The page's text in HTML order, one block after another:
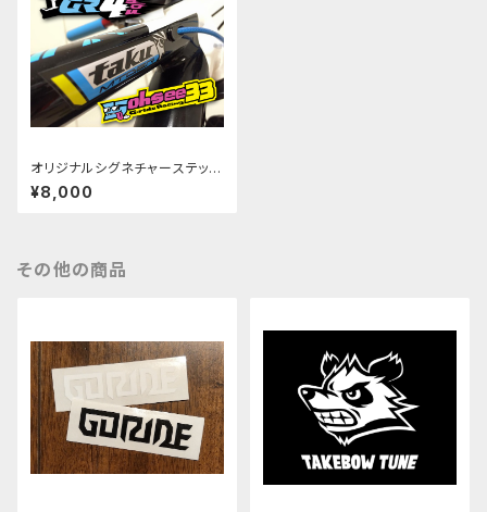
オリジナルシグネチャーステッカ
ー KOMON
¥8,000
その他の商品